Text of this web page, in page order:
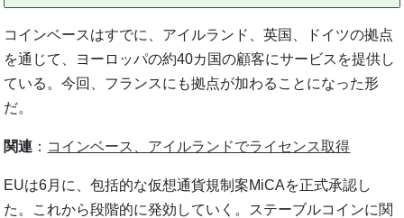
コインベースはすでに、アイルランド、英国、ドイツの拠点
を通じて、ヨーロッパの約40カ国の顧客にサービスを提供し
ている。今回、フランスにも拠点が加わることになった形
だ。
関連 ： コインベース、アイルランドでライセンス取得
EUは6月に、包括的な仮想通貨規制案MiCAを正式承認し
た。これから段階的に発効していく。ステーブルコインに関